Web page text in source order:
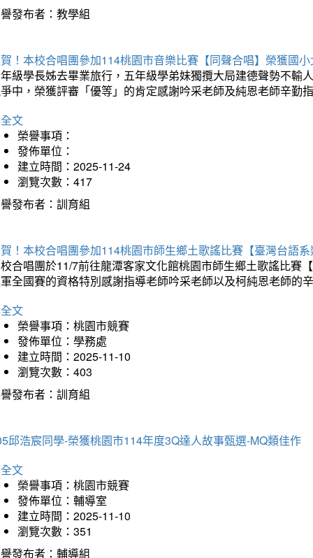
發布者：教學組
！本校合唱團參加114桃園市音樂比賽【同聲合唱】榮獲國
級學長姊去畢業旅行，五年級學弟妹獨攬大局建德聲勢不輸
中，榮獲評審「優等」的肯定感謝吟采老師及純恩老師辛勤
文
榮譽事項：
發佈單位：
建立時間：2025-11-24
瀏覽次數：417
發布者：訓育組
！本校合唱團參加114桃園市師生鄉土歌謠比賽【臺灣台語
合唱團於11/7前往龍潭客家文化館桃園市師生鄉土歌謠比賽
全國賽的資格特別感謝指導老師吟采老師以及柯純恩老師的
文
榮譽事項：桃園市競賽
發佈單位：學務處
建立時間：2025-11-10
瀏覽次數：403
發布者：訓育組
邱浩宸同學-榮獲桃園市114年度3Q達人故事甄選-MQ類佳作
文
榮譽事項：桃園市競賽
發佈單位：輔導室
建立時間：2025-11-10
瀏覽次數：351
發布者：輔導組